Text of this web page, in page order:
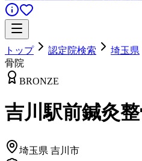
トップ 認定院検索 埼玉県
骨院
BRONZE
吉川駅前鍼灸
埼玉県 吉川市